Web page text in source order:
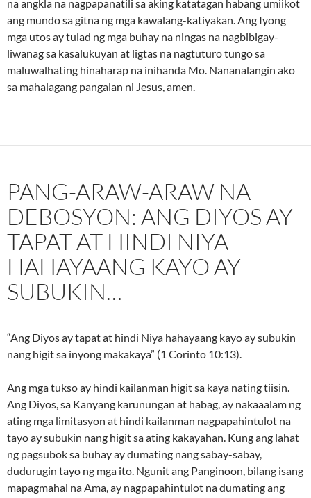
na angkla na nagpapanatili sa aking katatagan habang umiikot
ang mundo sa gitna ng mga kawalang-katiyakan. Ang Iyong
mga utos ay tulad ng mga buhay na ningas na nagbibigay-
liwanag sa kasalukuyan at ligtas na nagtuturo tungo sa
maluwalhating hinaharap na inihanda Mo. Nananalangin ako
sa mahalagang pangalan ni Jesus, amen.
PANG-ARAW-ARAW NA
DEBOSYON: ANG DIYOS AY
TAPAT AT HINDI NIYA
HAHAYAANG KAYO AY
SUBUKIN…
“Ang Diyos ay tapat at hindi Niya hahayaang kayo ay subukin
nang higit sa inyong makakaya” (1 Corinto 10:13).
Ang mga tukso ay hindi kailanman higit sa kaya nating tiisin.
Ang Diyos, sa Kanyang karunungan at habag, ay nakaaalam ng
ating mga limitasyon at hindi kailanman nagpapahintulot na
tayo ay subukin nang higit sa ating kakayahan. Kung ang lahat
ng pagsubok sa buhay ay dumating nang sabay-sabay,
dudurugin tayo ng mga ito. Ngunit ang Panginoon, bilang isang
mapagmahal na Ama, ay nagpapahintulot na dumating ang